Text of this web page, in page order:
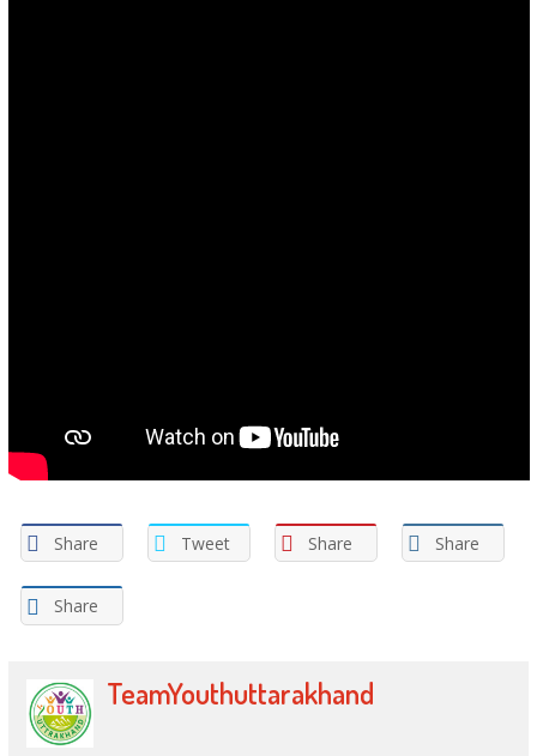
Share Tweet Share Share
Share
TeamYouthuttarakhand